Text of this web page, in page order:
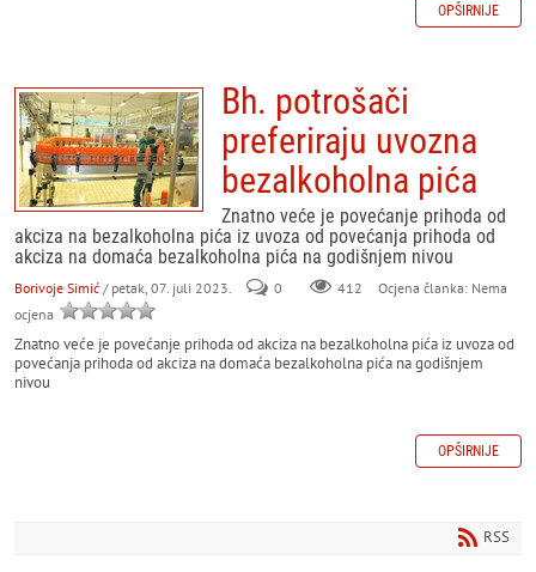
OPŠIRNIJE
Bh. potrošači
preferiraju uvozna
bezalkoholna pića
Znatno veće je povećanje prihoda od
akciza na bezalkoholna pića iz uvoza od povećanja prihoda od
akciza na domaća bezalkoholna pića na godišnjem nivou
Borivoje Simić / petak, 07. juli 2023. 0 412
Ocjena članka: Nema
ocjena
Znatno veće je povećanje prihoda od akciza na bezalkoholna pića iz uvoza od
povećanja prihoda od akciza na domaća bezalkoholna pića na godišnjem
nivou
OPŠIRNIJE
RSS